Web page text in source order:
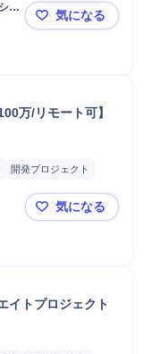
ョ
献
医療機器開
気になる
万/リモート可】
開発プロジェクト
品質保証 医療機器
【世界No.1
気になる
イトプロジェクト